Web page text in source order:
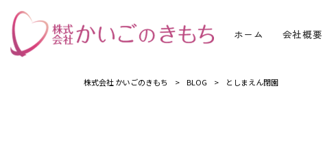
ホーム 会社概要
株式会社 かいごのきもち > BLOG > としまえん閉園